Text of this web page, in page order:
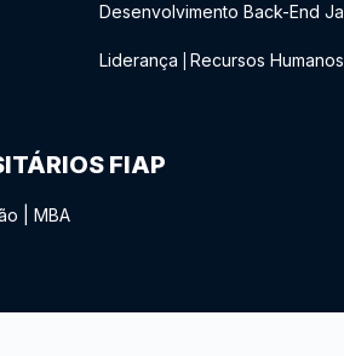
Desenvolvimento Back-End
Liderança Recursos
FIAP
MBA